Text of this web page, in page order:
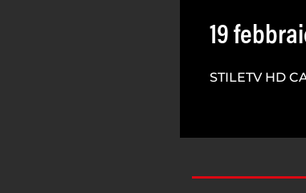
19
STILETV HD